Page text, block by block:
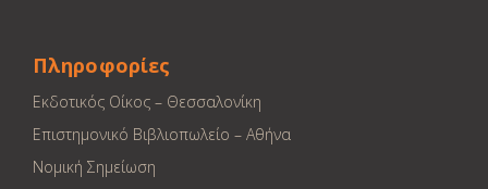
Πληροφορίες
Εκδοτικός Οίκος – Θεσσαλονίκη
Επιστημονικό Βιβλιοπωλείο – Αθήνα
Νομική Σημείωση